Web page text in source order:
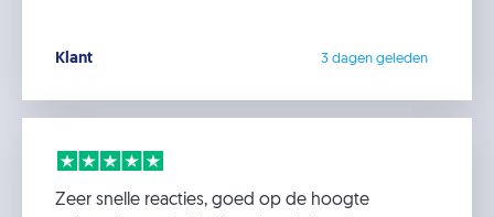
Klant 3 dagen geleden
Zeer snelle reacties, goed op de hoogte